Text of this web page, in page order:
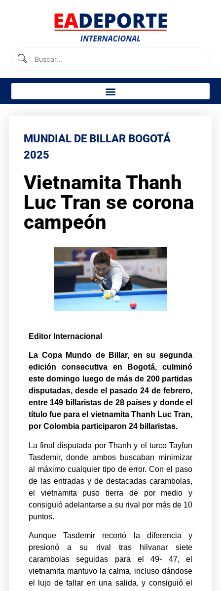
MUNDIAL DE BILLAR BOGOTÁ
2025
Vietnamita Thanh
Luc Tran se corona
campeón
Editor Internacional
La Copa Mundo de Billar, en su segunda
edición consecutiva en Bogotá, culminó
este domingo luego de más de 200 partidas
disputadas, desde el pasado 24 de febrero,
entre 149 billaristas de 28 países y donde el
título fue para el vietnamita Thanh Luc Tran,
por Colombia participaron 24 billaristas.
La final disputada por Thanh y el turco Tayfun
Tasdemir, donde ambos buscaban minimizar
al máximo cualquier tipo de error. Con el paso
de las entradas y de destacadas carambolas,
el vietnamita puso tierra de por medio y
consiguió adelantarse a su rival por más de 10
puntos.
Aunque Tasdemir recortó la diferencia y
presionó a su rival tras hilvanar siete
carambolas seguidas para el 49- 47, el
vietnamita mantuvo la calma, incluso dándose
el lujo de fallar en una salida, y consiguió el